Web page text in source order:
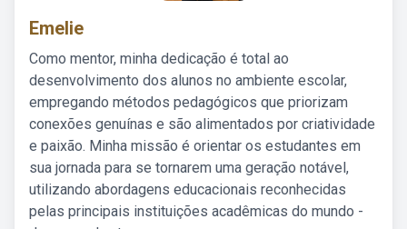
Emelie
Como mentor, minha dedicação é total ao
desenvolvimento dos alunos no ambiente escolar,
empregando métodos pedagógicos que priorizam
conexões genuínas e são alimentados por criatividade
e paixão. Minha missão é orientar os estudantes em
sua jornada para se tornarem uma geração notável,
utilizando abordagens educacionais reconhecidas
pelas principais instituições acadêmicas do mundo -